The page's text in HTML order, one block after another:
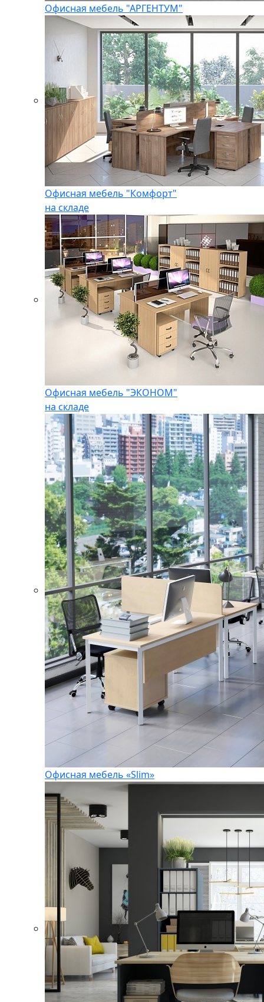
Офисная мебель "АРГЕНТУМ"
Офисная мебель "Комфорт"
на складе
Офисная мебель "ЭКОНОМ"
на складе
Офисная мебель «Slim»